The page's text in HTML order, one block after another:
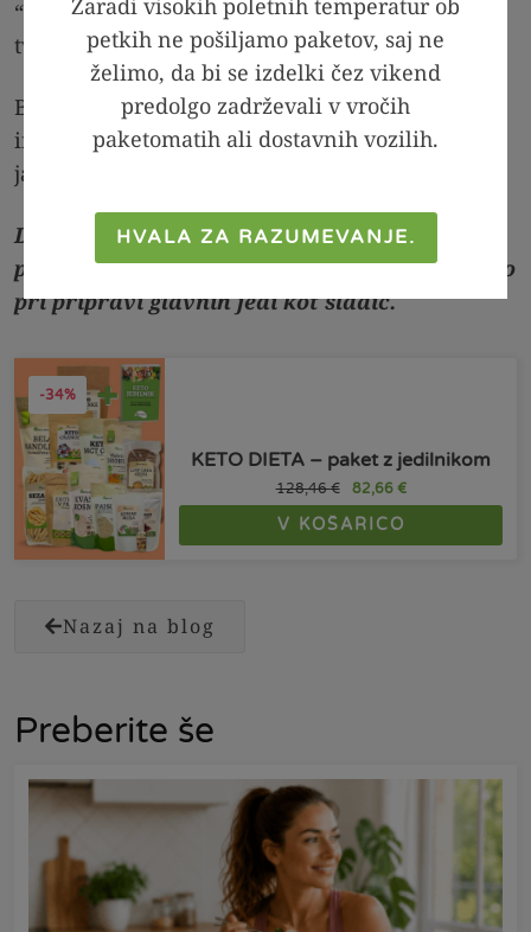
“napačni” obroki ne bodo bistveno vplivali na
tvoje življenje.
Bolj pomembno od tega, kaj jemo med božičem
in prvim januarjem je, kaj jemo od prvega
januarja do božiča.
Da bo december čim bolj po tvojem okusu,
preveri našerecepte, ki ti bodo pomagali tako
pri pripravi glavnih jedi kot sladic.
-34%
KETO DIETA – paket z jedilnikom
128,46€ 82,66 €
V KOŠARICO
Nazaj na blog
Preberite še
petkih ne pošiljamo paketov, saj ne
želimo, da bi se izdelki čez vikend
predolgo zadrževali v vročih
paketomatih ali dostavnih vozilih.
HVALA ZA RAZUMEVANJE.